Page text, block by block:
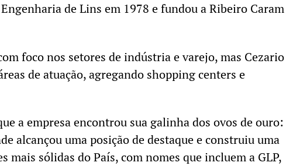
de Lins em 1978 e fundou a Ribeiro Caram
foco nos setores de indústria e varejo, mas Cezario
de atuação, agregando shopping centers e
a empresa encontrou sua galinha dos ovos de ouro:
alcançou uma posição de destaque e construiu uma
mais sólidas do País, com nomes que incluem a GLP,